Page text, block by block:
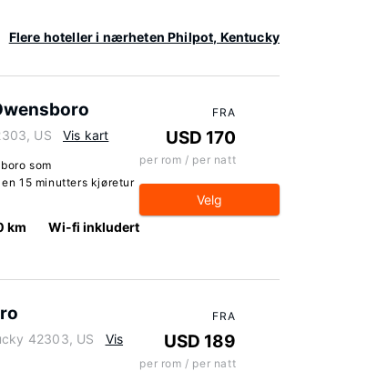
Flere hoteller i nærheten Philpot, Kentucky
US Vis kart
som
15 minutters kjøretur
km Wi-fi inkludert
FRA
USD 170
per rom / per natt
Velg
42303, US
Vis
FRA
USD 189
per rom / per natt